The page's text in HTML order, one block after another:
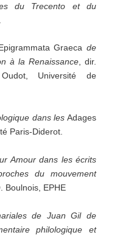
du Trecento et du
Graeca de
à la Renaissance, dir.
Université de
dans les Adages
Paris-Diderot.
Amour dans les écrits
du mouvement
Boulnois, EPHE
de Juan Gil de
philologique et